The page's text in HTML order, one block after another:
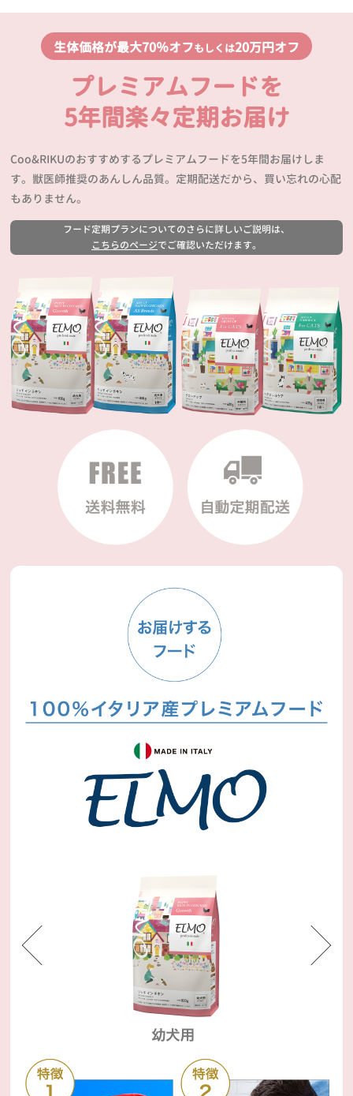
生体価格が最大70％オフもしくは20万円オフ
プレミアムフードを
5年間楽々定期お届け
Coo&RIKUのおすすめするプレミアムフードを5年間お届けしま
す。獣医師推奨のあんしん品質。定期配送だから、買い忘れの心配
もありません。
フード定期プランについてのさらに詳しいご説明は、
こちらのページでご確認いただけます。